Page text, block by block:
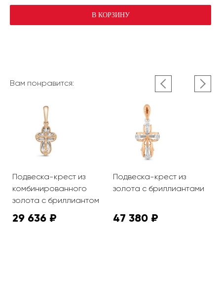
В КОРЗИНУ
Вам понравится:
Подвеска-крест из
комбинированного
золота с бриллиантом
29 636 ₽
Подвеска-крест из
золота с бриллиантами
47 380 ₽